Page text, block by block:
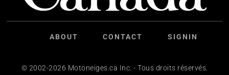
ABOUT CONTACT SIGNIN
© 2002-2026 Motoneiges.ca Inc. - Tous droits réservés.